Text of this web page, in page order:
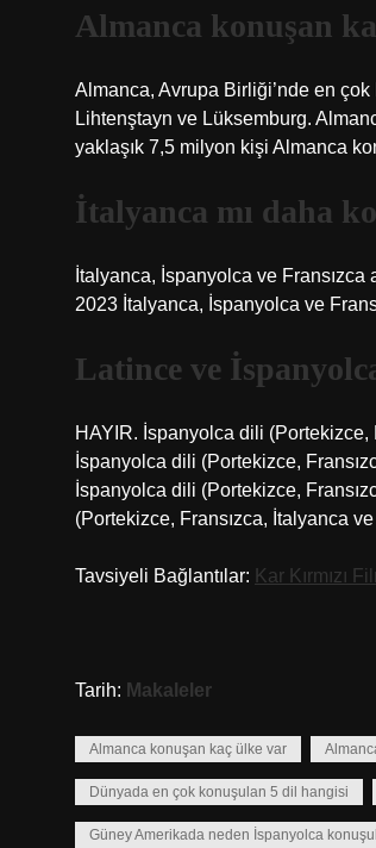
Almanca konuşan
Almanca, Avrupa Birliği’nde en
Lihtenştayn ve Lüksemburg.
yaklaşık 7,5 milyon kişi Almanca
İtalyanca mı daha
İtalyanca, İspanyolca ve
2023 İtalyanca, İspanyolca ve
Latince ve
HAYIR. İspanyolca dili (Portekizce,
İspanyolca dili (Portekizce,
İspanyolca dili (Portekizce,
(Portekizce, Fransızca, İtalyanca
Tavsiyeli Bağlantılar: Kar Kırmızı
Tarih: Makaleler
Almanca konuşan kaç ülke var
Dünyada en çok konuşulan 5 dil hangisi
Güney Amerikada neden İspanyolca